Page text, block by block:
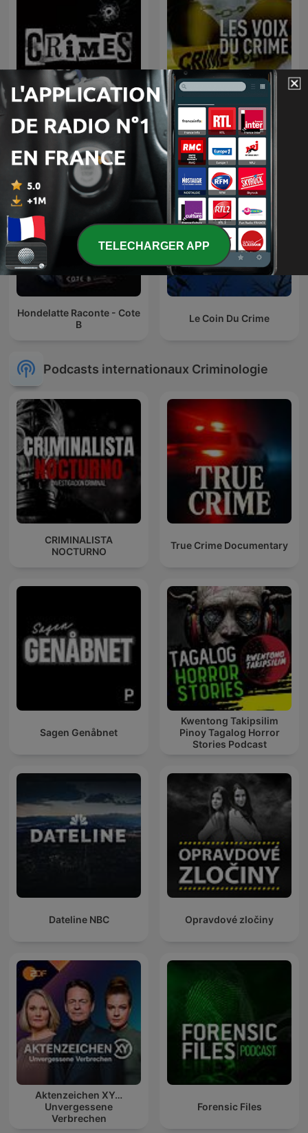
CRIMES • Histoires Vraies Les voix du crime
Hondelatte Raconte - Cote
B
Le Coin Du Crime
Podcasts internationaux Criminologie
CRIMINALISTA
NOCTURNO
True Crime Documentary
Sagen Genåbnet
Kwentong Takipsilim
Pinoy Tagalog Horror
Stories Podcast
Dateline NBC Opravdové zločiny
Aktenzeichen XY…
Unvergessene
Verbrechen
Forensic Files
TELECHARGER APP